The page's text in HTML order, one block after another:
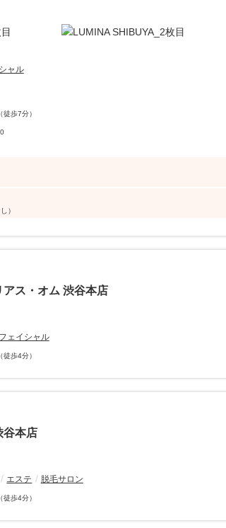
ャル
歩7分）
）
アス・オム 渋谷本店
フェイシャル
歩4分）
谷本店
エステ 脱毛サロン
歩4分）